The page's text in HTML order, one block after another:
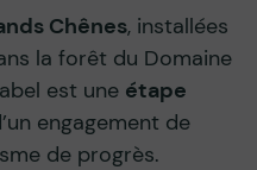
Chênes, installées
la forêt du Domaine
est une étape
engagement de
de progrès.